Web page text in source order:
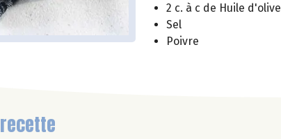
2 c. à c de Huile d'olive
Sel
Poivre
recette